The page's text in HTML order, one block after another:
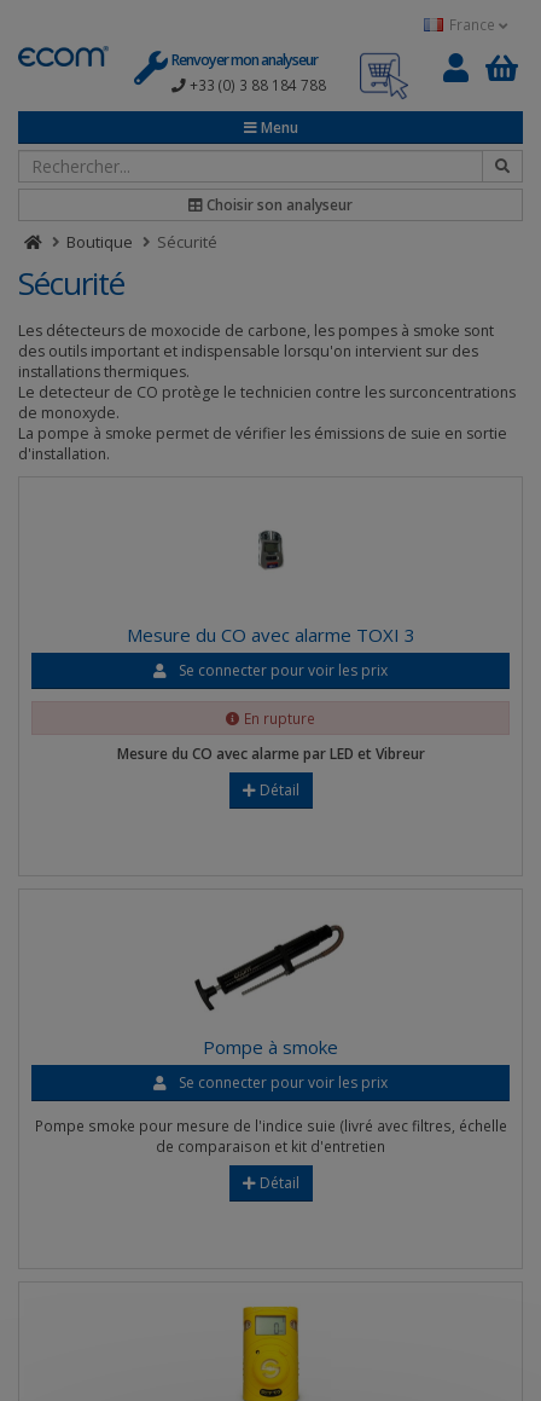
France
Renvoyer mon analyseur
+33 (0) 3 88 184 788
0
Menu
Choisir son analyseur
Boutique Sécurité
Sécurité
Les détecteurs de moxocide de carbone, les pompes à smoke sont
des outils important et indispensable lorsqu'on intervient sur des
installations thermiques.
Le detecteur de CO protège le technicien contre les surconcentrations
de monoxyde.
La pompe à smoke permet de vérifier les émissions de suie en sortie
d'installation.
Mesure du CO avec alarme TOXI 3
Se connecter pour voir les prix
En rupture
Mesure du CO avec alarme par LED et Vibreur
Détail
Pompe à smoke
Se connecter pour voir les prix
Pompe smoke pour mesure de l'indice suie (livré avec filtres, échelle
de comparaison et kit d'entretien
Détail